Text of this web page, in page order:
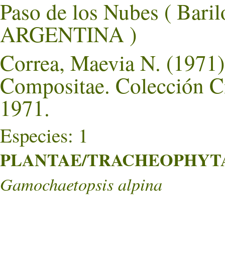
Paso de los Nubes (
ARGENTINA )
Correa, Maevia N.
Compositae. Colección
1971.
Especies: 1
PLANTAE/
Gamochaetopsis alpina